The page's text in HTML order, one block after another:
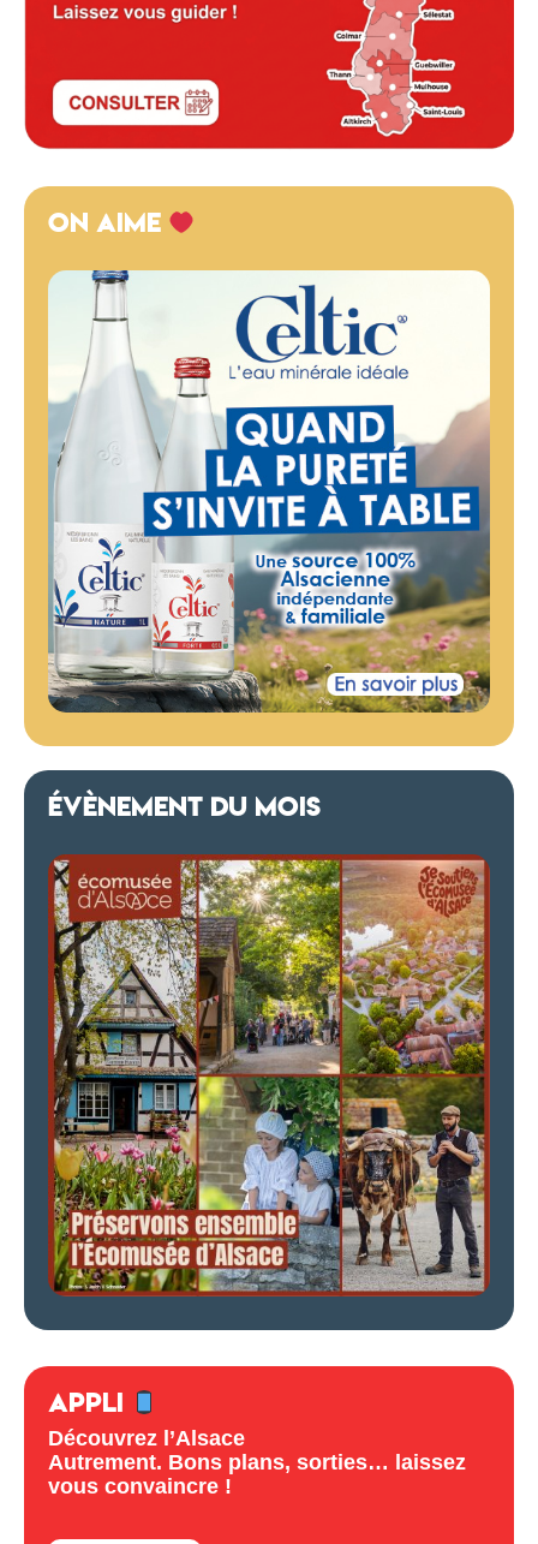
ON AIME
ÉVÈNEMENT DU MOIS
APPLI
Découvrez l’Alsace
Autrement. Bons plans, sorties… laissez
vous convaincre !